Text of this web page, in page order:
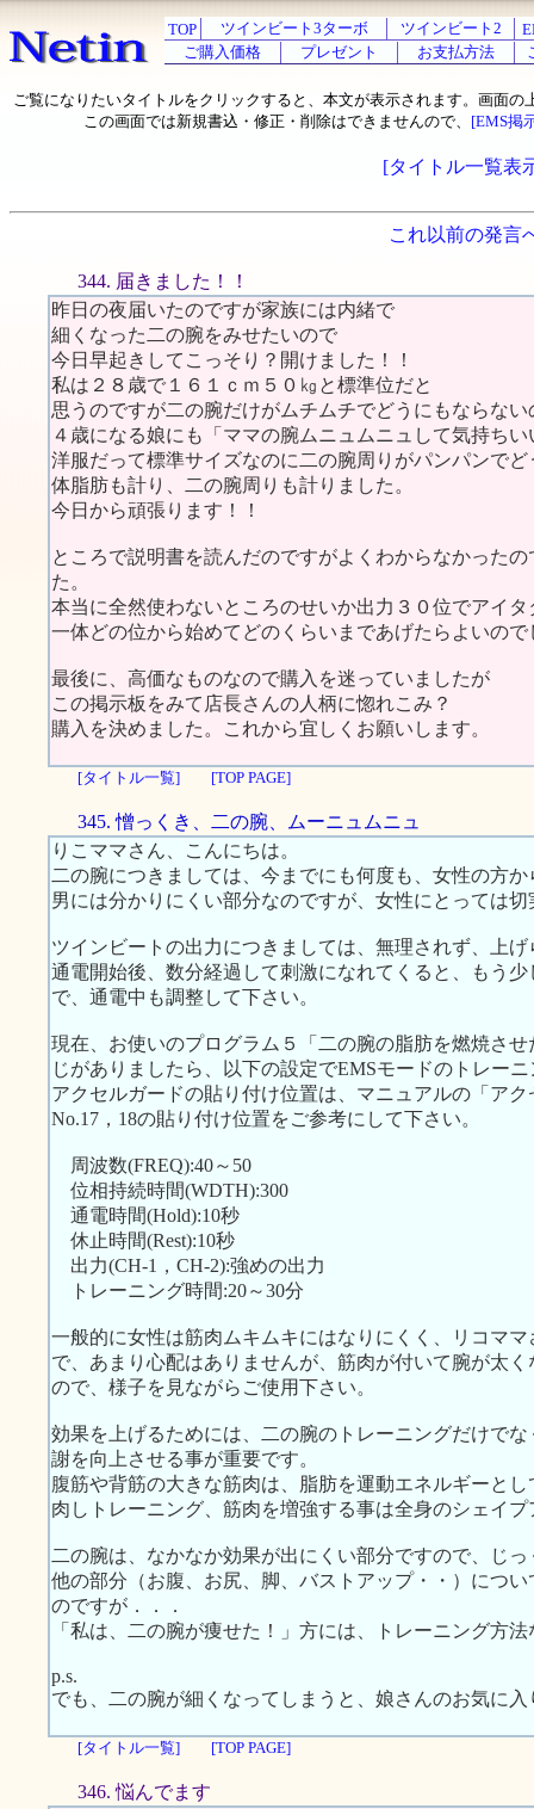
TOP ツインビート3ターボ ツインビート2
ご購入価格
プレゼント お支払方法
ご覧になりたいタイトルをクリックすると、本文が表示されます。画面の
この画面では新規書込・修正・削除はできませんので、 [EMS掲
[タイトル一覧表
これ以前の発言
344. 届きました！！
昨日の夜届いたのですが家族には内緒で
細くなった二の腕をみせたいので
今日早起きしてこっそり？開けました！！
私は２８歳で１６１ｃｍ５０㎏と標準位だと
思うのですが二の腕だけがムチムチでどうにもならない
４歳になる娘にも「ママの腕ムニュムニュして気持ち
洋服だって標準サイズなのに二の腕周りがパンパンで
体脂肪も計り、二の腕周りも計りました。
今日から頑張ります！！
ところで説明書を読んだのですがよくわからなかった
た。
本当に全然使わないところのせいか出力３０位でアイ
一体どの位から始めてどのくらいまであげたらよいので
最後に、高価なものなので購入を迷っていましたが
この掲示板をみて店長さんの人柄に惚れこみ？
購入を決めました。これから宜しくお願いします。
[タイトル一覧] [TOP PAGE]
345. 憎っくき、二の腕、ムーニュムニュ
りこママさん、こんにちは。
二の腕につきましては、今までにも何度も、女性の方
男には分かりにくい部分なのですが、女性にとっては
ツインビートの出力につきましては、無理されず、上
通電開始後、数分経過して刺激になれてくると、もう
で、通電中も調整して下さい。
現在、お使いのプログラム５「二の腕の脂肪を燃焼さ
じがありましたら、以下の設定でEMSモードのトレー
アクセルガードの貼り付け位置は、マニュアルの「ア
No.17，18の貼り付け位置をご参考にして下さい。
周波数(FREQ):40～50
位相持続時間(WDTH):300
通電時間(Hold):10秒
休止時間(Rest):10秒
出力(CH-1，CH-2):強めの出力
トレーニング時間:20～30分
一般的に女性は筋肉ムキムキにはなりにくく、リコマ
で、あまり心配はありませんが、筋肉が付いて腕が太
ので、様子を見ながらご使用下さい。
効果を上げるためには、二の腕のトレーニングだけで
謝を向上させる事が重要です。
腹筋や背筋の大きな筋肉は、脂肪を運動エネルギーと
肉しトレーニング、筋肉を増強する事は全身のシェイ
二の腕は、なかなか効果が出にくい部分ですので、じ
他の部分（お腹、お尻、脚、バストアップ・・）につ
のですが．．．
「私は、二の腕が痩せた！」方には、トレーニング方
p.s.
でも、二の腕が細くなってしまうと、娘さんのお気に
[タイトル一覧] [TOP PAGE]
346. 悩んでます